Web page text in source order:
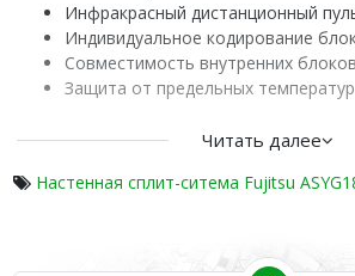
Инфракрасный дистанционный
Индивидуальное кодирование
Совместимость внутренних
Защита от предельных
Функция запоминания настроек и
Технология V-PAM.
Фильтр ионного деодорирования.
Читать далее
Настенная сплит-ситема Fujitsu